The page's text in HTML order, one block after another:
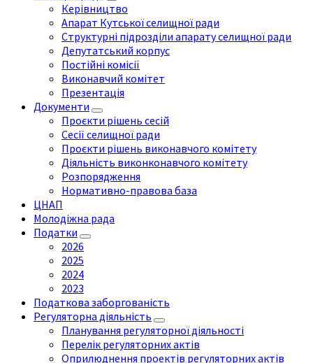
Керівництво
Апарат Кутської селищної ради
Структурні підрозділи апарату селищної ради
Депутатський корпус
Постійні комісії
Виконавчий комітет
Презентація
Документи
Проєкти рішень сесій
Сесії селищної ради
Проєкти рішень виконавчого комітету
Діяльність виконконавчого комітету
Розпорядження
Нормативно-правова база
ЦНАП
Молодіжна рада
Податки
2026
2025
2024
2023
Податкова заборгованість
Регуляторна діяльність
Планування регуляторної діяльності
Перелік регуляторних актів
Оприлюднення проектів регуляторних актів